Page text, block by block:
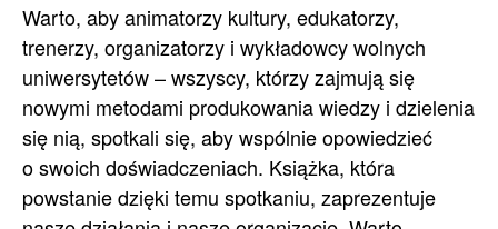
Warto, aby animatorzy kultury, edukatorzy,
trenerzy, organizatorzy i wykładowcy wolnych
uniwersytetów – wszyscy, którzy zajmują się
nowymi metodami produkowania wiedzy i dzielenia
się nią, spotkali się, aby wspólnie opowiedzieć
o swoich doświadczeniach. Książka, która
powstanie dzięki temu spotkaniu, zaprezentuje